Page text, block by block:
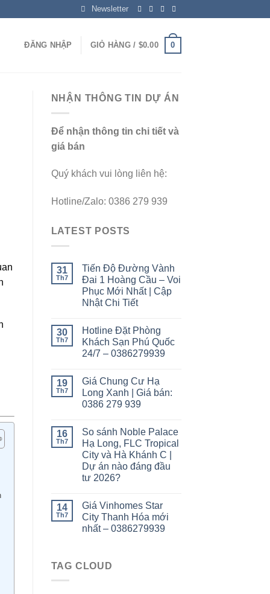
Newsletter
ĐĂNG NHẬP GIỎ HÀNG / $0.00 0
NHẬN THÔNG TIN DỰ ÁN
Để nhận thông tin chi tiết và
giá bán
Quý khách vui lòng liên hệ:
Hotline/Zalo: 0386 279 939
LATEST POSTS
31
Th7
Tiến Độ Đường Vành
Đai 1 Hoàng Cầu – Voi
Phục Mới Nhất | Cập
Nhật Chi Tiết
30
Th7
Hotline Đặt Phòng
Khách Sạn Phú Quốc
24/7 – 0386279939
19
Th7
Giá Chung Cư Hạ
Long Xanh | Giá bán:
0386 279 939
16
Th7
So sánh Noble Palace
Hạ Long, FLC Tropical
City và Hà Khánh C |
Dự án nào đáng đầu
tư 2026?
14
Th7
Giá Vinhomes Star
City Thanh Hóa mới
nhất – 0386279939
TAG CLOUD